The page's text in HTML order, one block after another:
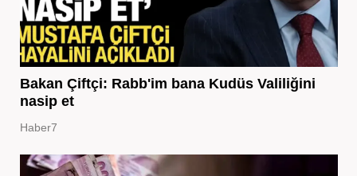
Bakan Çiftçi: Rabb'im bana Kudüs Valiliğini
nasip et
Haber7